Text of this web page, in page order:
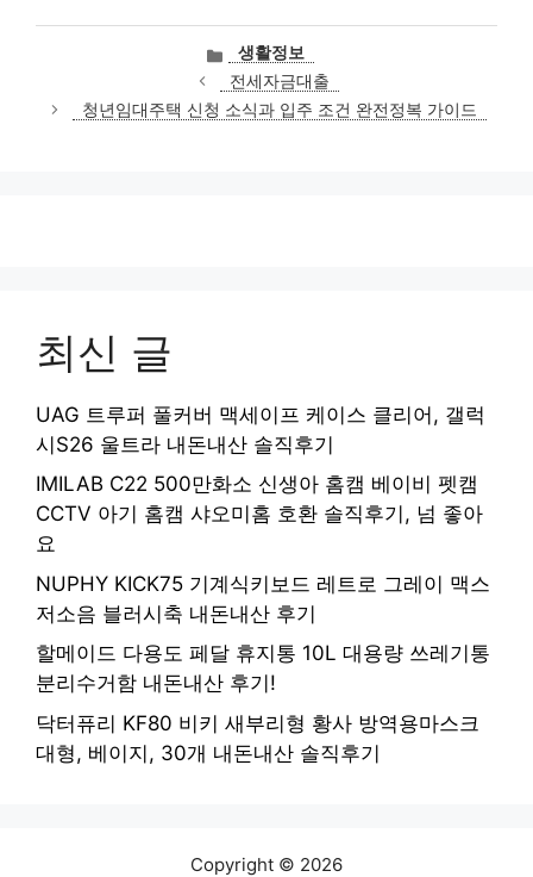
카
테
고
리
생활정보
전세자금대출
청년임대주택 신청 소식과 입주 조건 완전정복 가이드
최신 글
UAG 트루퍼 풀커버 맥세이프 케이스 클리어, 갤럭
시S26 울트라 내돈내산 솔직후기
IMILAB C22 500만화소 신생아 홈캠 베이비 펫캠
CCTV 아기 홈캠 샤오미홈 호환 솔직후기, 넘 좋아
요
NUPHY KICK75 기계식키보드 레트로 그레이 맥스
저소음 블러시축 내돈내산 후기
할메이드 다용도 페달 휴지통 10L 대용량 쓰레기통
분리수거함 내돈내산 후기!
닥터퓨리 KF80 비키 새부리형 황사 방역용마스크
대형, 베이지, 30개 내돈내산 솔직후기
Copyright © 2026